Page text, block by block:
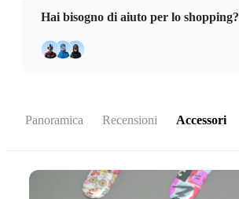
Hai bisogno di aiuto per lo shopping?
Panoramica Recensioni Accessori